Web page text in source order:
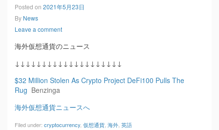
Posted on 2021年5月23日
By News
Leave a comment
海外仮想通貨のニュース
↓↓↓↓↓↓↓↓↓↓↓↓↓↓↓↓↓↓↓↓
$32 Million Stolen As Crypto Project DeFi100 Pulls The
Rug Benzinga
海外仮想通貨ニュースへ
Filed under: cryptocurrency 仮想通貨 海外 英語